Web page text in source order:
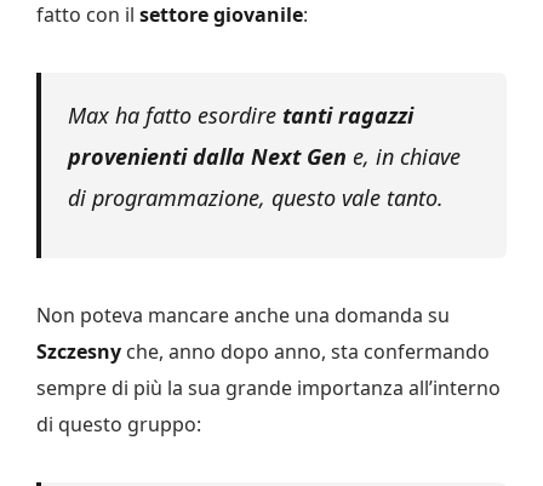
fatto con il settore giovanile:
Max ha fatto esordire tanti ragazzi
provenienti dalla Next Gen e, in chiave
di programmazione, questo vale tanto.
Non poteva mancare anche una domanda su
Szczesny che, anno dopo anno, sta confermando
sempre di più la sua grande importanza all’interno
di questo gruppo: